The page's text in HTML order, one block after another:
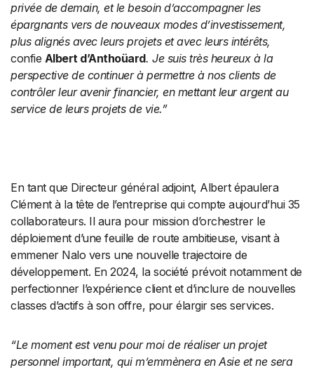
privée de demain, et le besoin d’accompagner les
épargnants vers de nouveaux modes d’investissement,
plus alignés avec leurs projets et avec leurs intérêts,
confie Albert d’Anthoüard. Je suis très heureux à la
perspective de continuer à permettre à nos clients de
contrôler leur avenir financier, en mettant leur argent au
service de leurs projets de vie.”
En tant que Directeur général adjoint, Albert épaulera
Clément à la tête de l’entreprise qui compte aujourd’hui 35
collaborateurs. Il aura pour mission d’orchestrer le
déploiement d’une feuille de route ambitieuse, visant à
emmener Nalo vers une nouvelle trajectoire de
développement. En 2024, la société prévoit notamment de
perfectionner l’expérience client et d’inclure de nouvelles
classes d’actifs à son offre, pour élargir ses services.
“Le moment est venu pour moi de réaliser un projet
personnel important, qui m’emmènera en Asie et ne sera